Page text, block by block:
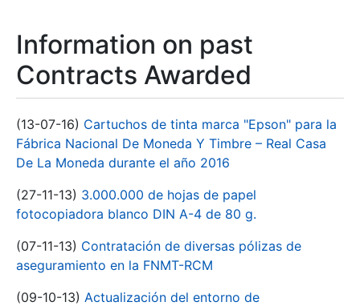
Information on past
Contracts Awarded
(13-07-16) Cartuchos de tinta marca "Epson" para la
Fábrica Nacional De Moneda Y Timbre – Real Casa
De La Moneda durante el año 2016
(27-11-13) 3.000.000 de hojas de papel
fotocopiadora blanco DIN A-4 de 80 g.
(07-11-13) Contratación de diversas pólizas de
aseguramiento en la FNMT-RCM
(09-10-13) Actualización del entorno de